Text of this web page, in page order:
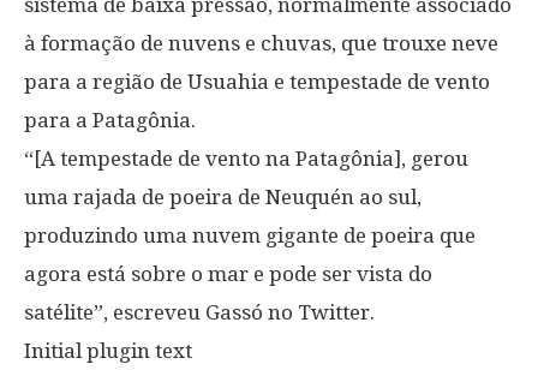
sistema de baixa pressão, normalmente associado
à formação de nuvens e chuvas, que trouxe neve
para a região de Usuahia e tempestade de vento
para a Patagônia.
“[A tempestade de vento na Patagônia], gerou
uma rajada de poeira de Neuquén ao sul,
produzindo uma nuvem gigante de poeira que
agora está sobre o mar e pode ser vista do
satélite”, escreveu Gassó no Twitter.
Initial plugin text